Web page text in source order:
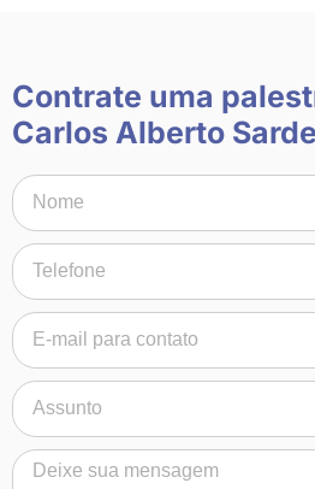
Contrate uma
Carlos Alberto